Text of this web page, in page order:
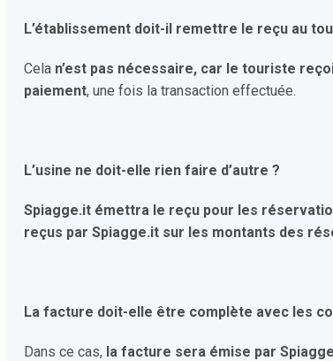
L’établissement doit-il remettre le reçu au
Cela n’est pas nécessaire, car le touriste
paiement, une fois la transaction effectuée.
L’usine ne doit-elle rien faire d’autre ?
Spiagge.it émettra le reçu pour les
reçus par Spiagge.it sur les montants des
La facture doit-elle être complète avec les
Dans ce cas, la facture sera émise par